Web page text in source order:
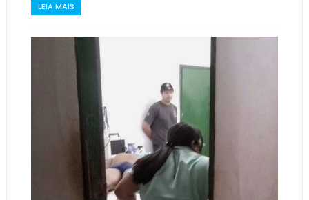
LEIA MAIS